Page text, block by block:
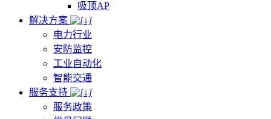
吸顶AP
解决方案
电力行业
安防监控
工业自动化
智能交通
服务支持
服务政策